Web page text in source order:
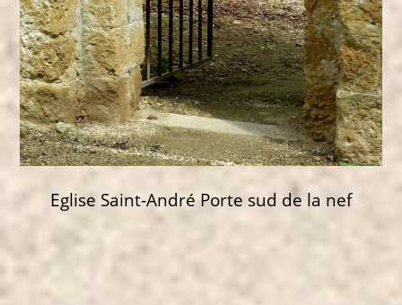
Eglise Saint-André Porte sud de la nef